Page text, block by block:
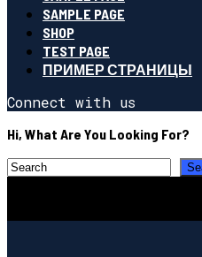
SAMPLE PAGE
SHOP
TEST PAGE
ПРИМЕР СТРАНИЦЫ
Connect with us
Hi, What Are You Looking For?